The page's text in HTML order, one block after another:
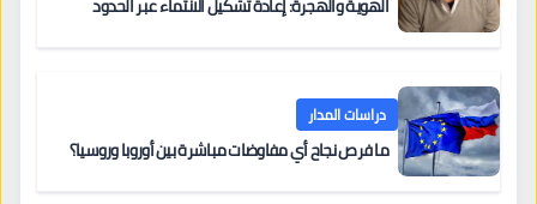
الهوية والهجرة: إعادة تشكيل الانتماء عبر الحدود
دراسات المدار
ما فرص نجاح أي مفاوضات مباشرة بين أوروبا وروسيا؟